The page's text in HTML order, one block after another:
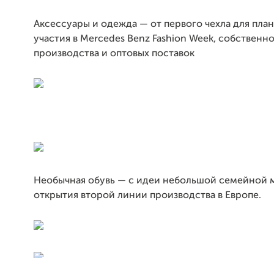
Аксессуары и одежда — от первого чехла для
участия в Mercedes Benz Fashion Week,
производства и оптовых поставок
Необычная обувь — с идеи небольшой семейной
открытия второй линии производства в Европе.